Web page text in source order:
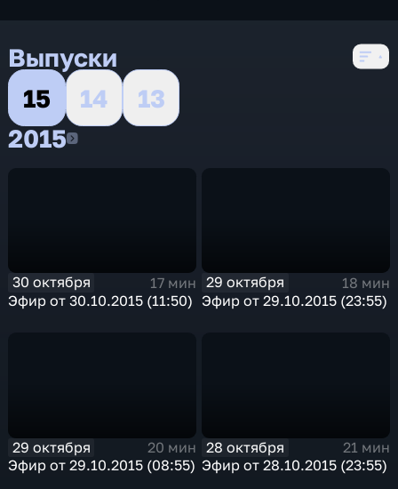
Выпуски
15
14
13
20152015
30 октября
17 мин
Эфир от 30.10.2015 (11:50)
29 октября
18 мин
Эфир от 29.10.2015 (23:55)
29 октября
20 мин
Эфир от 29.10.2015 (08:55)
28 октября
21 мин
Эфир от 28.10.2015 (23:55)